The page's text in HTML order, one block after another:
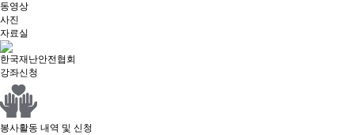
분과위원회
지회활동사항
협회활동사항
조직도
등록증
오시는 길
동영상
사진
자료실
한국재난안전협회
강좌신청
봉사활동 내역 및 신청